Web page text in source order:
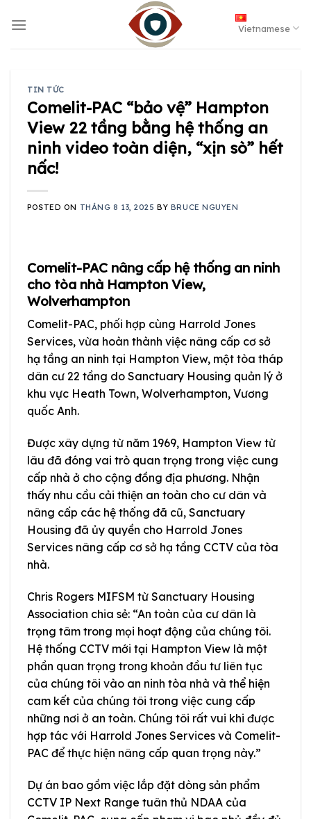
Vietnamese
TIN TỨC
Comelit-PAC “bảo vệ” Hampton
View 22 tầng bằng hệ thống an
ninh video toàn diện, “xịn sò” hết
nấc!
POSTED ON THÁNG 8 13, 2025 BY BRUCE NGUYEN
Comelit-PAC nâng cấp hệ thống an ninh
cho tòa nhà Hampton View,
Wolverhampton
Comelit-PAC, phối hợp cùng Harrold Jones
Services, vừa hoàn thành việc nâng cấp cơ sở
hạ tầng an ninh tại Hampton View, một tòa tháp
dân cư 22 tầng do Sanctuary Housing quản lý ở
khu vực Heath Town, Wolverhampton, Vương
quốc Anh.
Được xây dựng từ năm 1969, Hampton View từ
lâu đã đóng vai trò quan trọng trong việc cung
cấp nhà ở cho cộng đồng địa phương. Nhận
thấy nhu cầu cải thiện an toàn cho cư dân và
nâng cấp các hệ thống đã cũ, Sanctuary
Housing đã ủy quyền cho Harrold Jones
Services nâng cấp cơ sở hạ tầng CCTV của tòa
nhà.
Chris Rogers MIFSM từ Sanctuary Housing
Association chia sẻ: “An toàn của cư dân là
trọng tâm trong mọi hoạt động của chúng tôi.
Hệ thống CCTV mới tại Hampton View là một
phần quan trọng trong khoản đầu tư liên tục
của chúng tôi vào an ninh tòa nhà và thể hiện
cam kết của chúng tôi trong việc cung cấp
những nơi ở an toàn. Chúng tôi rất vui khi được
hợp tác với Harrold Jones Services và Comelit-
PAC để thực hiện nâng cấp quan trọng này.”
Dự án bao gồm việc lắp đặt dòng sản phẩm
CCTV IP Next Range tuân thủ NDAA của